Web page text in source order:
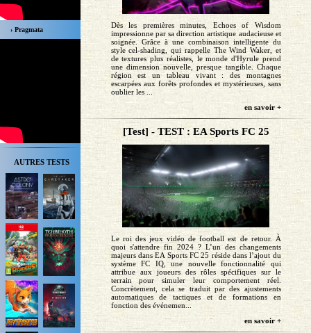
› Pragmata
AUTRES TESTS
Dès les premières minutes, Echoes of Wisdom
impressionne par sa direction artistique audacieuse et
soignée. Grâce à une combinaison intelligente du
style cel-shading, qui rappelle The Wind Waker, et
de textures plus réalistes, le monde d'Hyrule prend
une dimension nouvelle, presque tangible. Chaque
région est un tableau vivant : des montagnes
escarpées aux forêts profondes et mystérieuses, sans
oublier les ...
en savoir +
[Test] - TEST : EA Sports FC 25
Le roi des jeux vidéo de football est de retour. À
quoi s'attendre fin 2024 ? L’un des changements
majeurs dans EA Sports FC 25 réside dans l’ajout du
système FC IQ, une nouvelle fonctionnalité qui
attribue aux joueurs des rôles spécifiques sur le
terrain pour simuler leur comportement réel.
Concrètement, cela se traduit par des ajustements
automatiques de tactiques et de formations en
fonction des événemen...
en savoir +